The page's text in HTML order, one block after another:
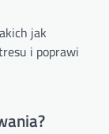
jak
i poprawi